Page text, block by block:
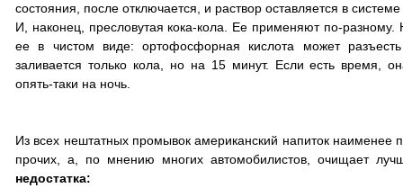
состояния, после отключается, и раствор оставляется в
И, наконец, пресловутая кока-кола. Ее применяют по-разному.
ее в чистом виде: ортофосфорная кислота может
заливается только кола, но на 15 минут. Если есть время,
опять-таки на ночь.
Из всех нештатных промывок американский напиток наименее
прочих, а, по мнению многих автомобилистов, очищает
недостатка: